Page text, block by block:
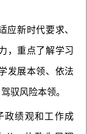
应新时代要求、
，重点了解学习
发展本领、依法
驭风险本领。
政绩观和工作成